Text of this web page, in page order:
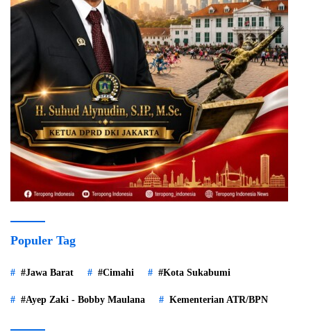
Populer Tag
#Jawa Barat #Cimahi #Kota Sukabumi
#Ayep Zaki - Bobby Maulana Kementerian ATR/BPN